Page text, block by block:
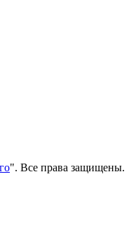
". Все права защищены.